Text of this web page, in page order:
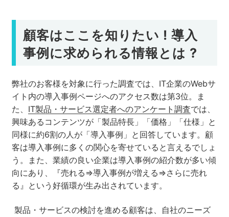
顧客はここを知りたい ! 導入
事例に求められる情報とは ?
弊社のお客様を対象に行った調査では、IT企業のWebサ
イト内の導入事例ページへのアクセス数は第3位。ま
た、 IT製品・サービス選定者へのアンケート調査では、
興味あるコンテンツが「製品特長」「価格」「仕様」と
同様に約6割の人が「導入事例」と回答しています。顧
客は導入事例に多くの関心を寄せていると言えるでしょ
う。また、業績の良い企業は導入事例の紹介数が多い傾
向にあり、『売れる⇒導入事例が増える⇒さらに売れ
る』という好循環が生み出されています。
製品・サービスの検討を進める顧客は、自社のニーズ